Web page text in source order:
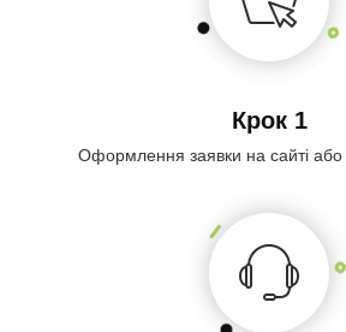
Крок 1
Оформлення заявки на сайті